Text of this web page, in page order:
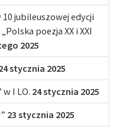
jubileuszowej edycji
poezja XX i XXI
2025
stycznia 2025
I LO. 24 stycznia 2025
23 stycznia 2025